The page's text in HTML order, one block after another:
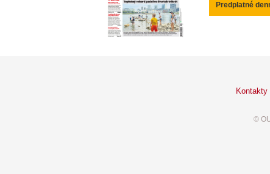
Predplatné
Kontakty
©